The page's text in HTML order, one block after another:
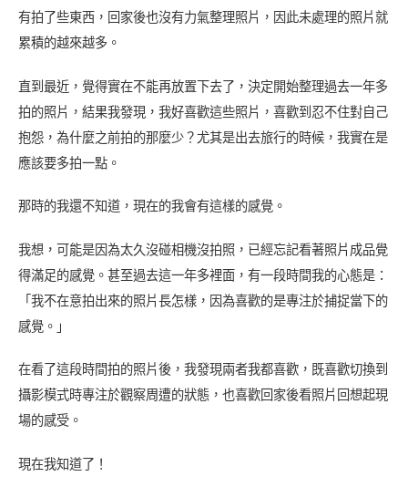
有拍了些東西，回家後也沒有力氣整理照片，因此未處理的照片就
累積的越來越多。
直到最近，覺得實在不能再放置下去了，決定開始整理過去一年多
拍的照片，結果我發現，我好喜歡這些照片，喜歡到忍不住對自己
抱怨，為什麼之前拍的那麼少？尤其是出去旅行的時候，我實在是
應該要多拍一點。
那時的我還不知道，現在的我會有這樣的感覺。
我想，可能是因為太久沒碰相機沒拍照，已經忘記看著照片成品覺
得滿足的感覺。甚至過去這一年多裡面，有一段時間我的心態是：
「我不在意拍出來的照片長怎樣，因為喜歡的是專注於捕捉當下的
感覺。」
在看了這段時間拍的照片後，我發現兩者我都喜歡，既喜歡切換到
攝影模式時專注於觀察周遭的狀態，也喜歡回家後看照片回想起現
場的感受。
現在我知道了！